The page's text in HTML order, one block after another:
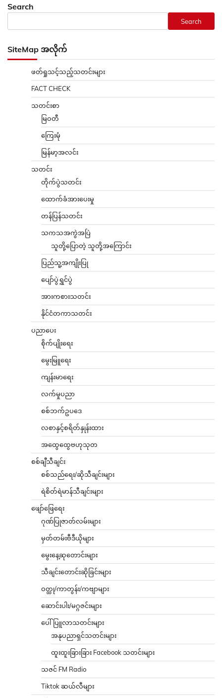
Search
Search
SiteMap အလိုက်
ဖတ်ရှုသင့်သည့်သတင်းများ
FACT CHECK
သတင်းစာ
မြဝတီ
ကြေးမုံ
မြန်မာ့အလင်း
သတင်း
တိုက်ပွဲသတင်း
ထောက်ခံအားပေးမှု
တန်ပြန်သတင်း
သကသအကွဲအပြဲ
သူတို့ပြောတဲ့ သူတို့အကြောင်း
ပြည်သူ့အကျိုးပြု
ပျော်ပွဲရွှင်ပွဲ
အားကစားသတင်း
နိုင်ငံတကာသတင်း
ပညာပေး
စိုက်ပျိုးရေး
မွေးမြူရေး
ကျန်းမာရေး
လက်မှုပညာ
စစ်ဘက်ဥပဒေ
လစာနှင့်စရိတ်နှုန်းထား
အထွေထွေဗဟုသုတ
စစ်ချီသီချင်း
စစ်သည်ရေး/ဆိုသီချင်းများ
ရဲစိတ်ရဲမာန်သီချင်းများ
ဖျော်ဖြေရေး
ဂုဏ်ပြုဇာတ်လမ်းများ
မှတ်တမ်းဗီဒီယိုများ
မွေးနေ့ဆုတောင်းများ
သီချင်းတောင်းဆိုခြင်းများ
ဝတ္ထု/ကာတွန်း/ကဗျာများ
ဆောင်းပါး/မဂ္ဂဇင်းများ
ပေါ်ပြူလာသတင်းများ
အနုပညာရှင်သတင်းများ
ထူးထူးခြားခြား Facebook သတင်းများ
သဇင် FM Radio
Tiktok ဆယ်လီများ